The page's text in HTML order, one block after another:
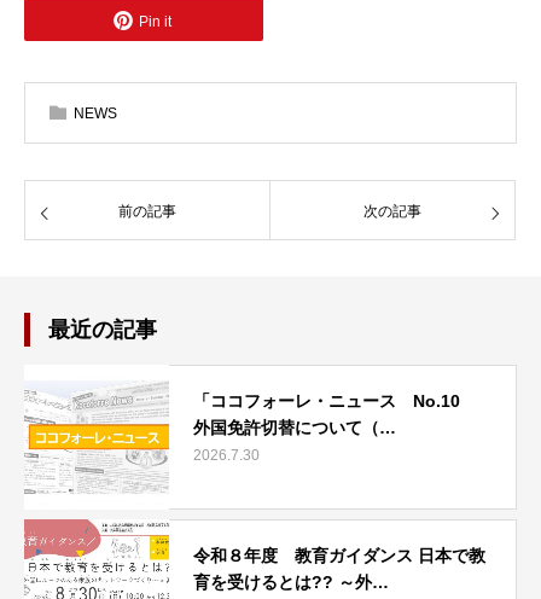
Pin it
NEWS
前の記事 次の記事
最近の記事
「ココフォーレ・ニュース No.10
外国免許切替について（…
2026.7.30
令和８年度 教育ガイダンス 日本で教
育を受けるとは?? ～外…